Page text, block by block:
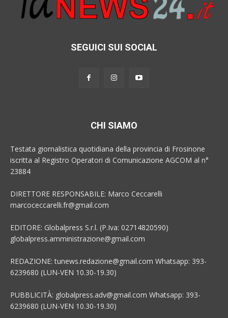
SEGUICI SUI SOCIAL
CHI SIAMO
Testata giornalistica quotidiana della provincia di Frosinone
iscritta al Registro Operatori di Comunicazione AGCOM al n°
23884
DIRETTORE RESPONSABILE: Marco Ceccarelli
marcoceccarelli.fr@gmail.com
EDITORE: Globalpress S.r.l. (P.Iva: 02714820590)
globalpress.amministrazione@gmail.com
REDAZIONE: tunews.redazione@gmail.com Whatsapp: 393-
6239680 (LUN-VEN 10.30-19.30)
PUBBLICITÀ: globalpress.adv@gmail.com Whatsapp: 393-
6239680 (LUN-VEN 10.30-19.30)